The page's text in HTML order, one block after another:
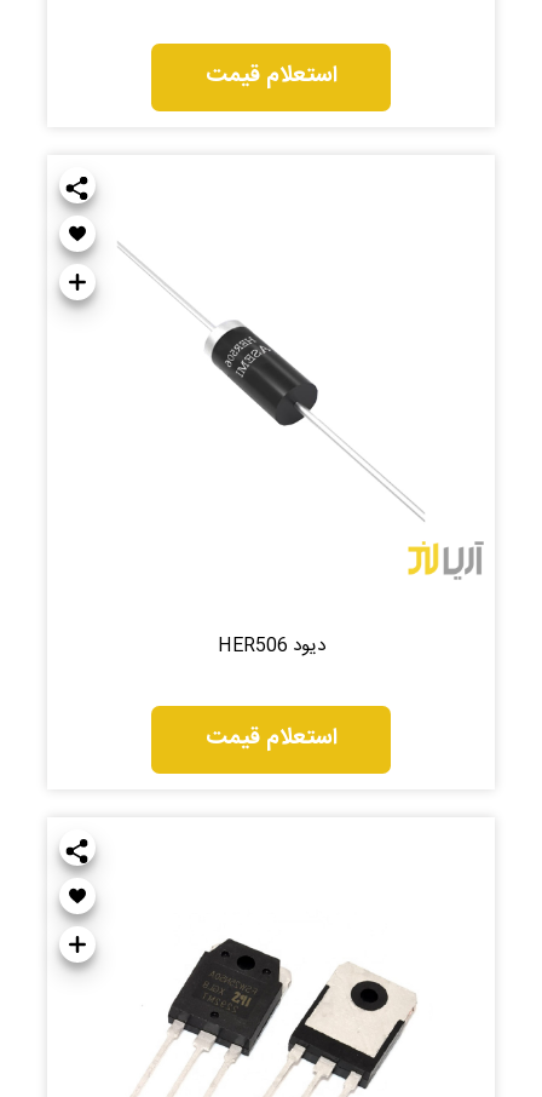
استعلام قیمت
دیود HER506
استعلام قیمت